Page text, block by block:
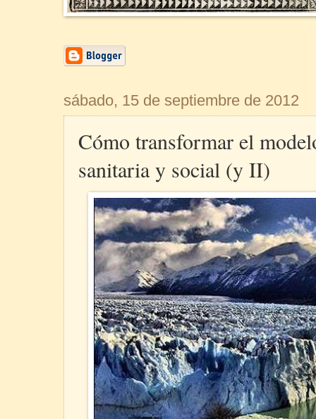
sábado, 15 de septiembre de 2012
Cómo transformar el
sanitaria y social (y II)